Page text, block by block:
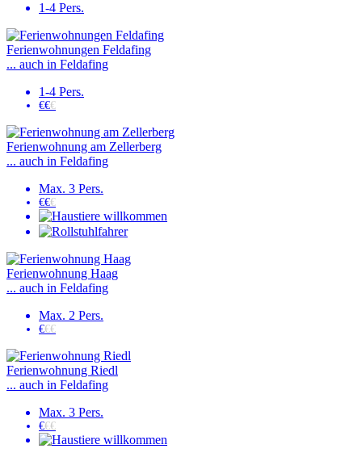
1-4 Pers.
Ferienwohnungen Feldafing
... auch in Feldafing
1-4 Pers.
€€€
Ferienwohnung am Zellerberg
... auch in Feldafing
Max. 3 Pers.
€€€
Ferienwohnung Haag
... auch in Feldafing
Max. 2 Pers.
€€€
Ferienwohnung Riedl
... auch in Feldafing
Max. 3 Pers.
€€€